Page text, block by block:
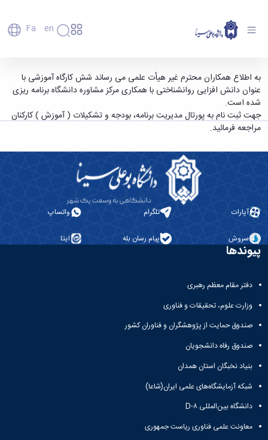
Fa En
دانشگاه
تاریخچه
و
معرفی
برنامه
راهبردی
دانشگاه
معاونت
مدیریت
و
آموزشی
تحصیلات
تکمیلی
دانشجویی
معاونت
پژوهش
و
معاونت
فرهنگی
اعضای
هیأت
علمی
کارکنان
دانشجویان
فارغ
دانشکده‌ها
شیمی
علوم
نفت
هنر
و
معماری
دامپزشکی
علوم
پایه
علوم
و
اجتماعی
های
الملل
(قدم
الآن)
Apply
Now
اطلاعیه مدیریت برنامه، بودجه و تشکیلات دانشگاه
- دانشگاه بوعلی سینا همدان
به اطلاع همکاران محترم غیر هیأت علمی می رساند شش کارگاه آموزشی با
عنوان دانش افزایی روانشناختی با همکاری مرکز مشاوره دانشگاه برنامه ریزی
شده است.
جهت ثبت نام به پورتال مدیریت برنامه، بودجه و تشکیلات ( آموزش ) کارکنان
مراجعه فرمائید.
آپارات تلگرام واتساپ
سروش پیام رسان بله ایتا
پیوندها
دفتر مقام معظم رهبری
وزارت علوم، تحقیقات و فناوری
صندوق حمایت از پژوهشگران و فناوران کشور
صندوق رفاه دانشجویان
بنیاد نخبگان استان همدان
شبکه آزمایشگاه‌های علمی ایران(شاعا)
دانشگاه بین‌المللی D-۸
معاونت علمی فناوری ریاست جمهوری